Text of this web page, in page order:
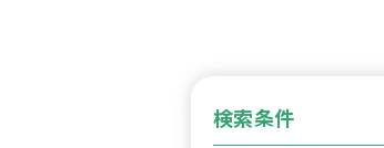
検索条件